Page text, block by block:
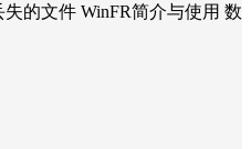
失的文件 WinFR简介与使用 数